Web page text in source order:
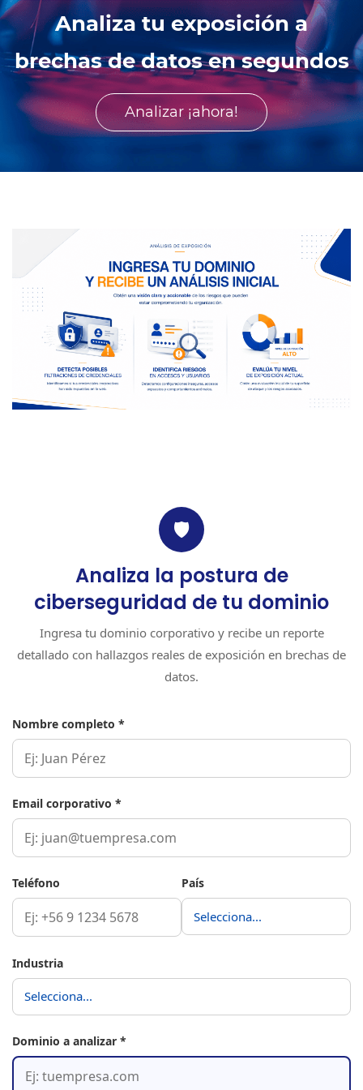
Analiza tu exposición a
brechas de datos en segundos
Analizar ¡ahora!
🛡
Analiza la postura de
ciberseguridad de tu dominio
Ingresa tu dominio corporativo y recibe un reporte
detallado con hallazgos reales de exposición en brechas de
datos.
Nombre completo *
Email corporativo *
Teléfono País
Industria
Dominio a analizar *